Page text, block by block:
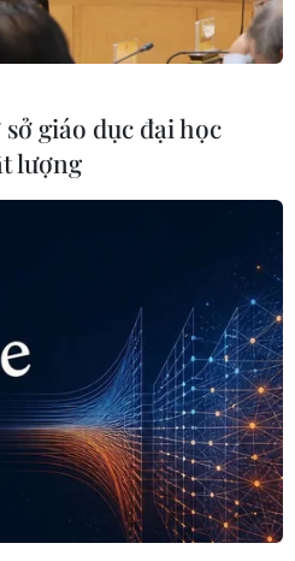
giáo dục đại học
lượng